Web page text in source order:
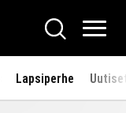
Hae
Lapsiperhe